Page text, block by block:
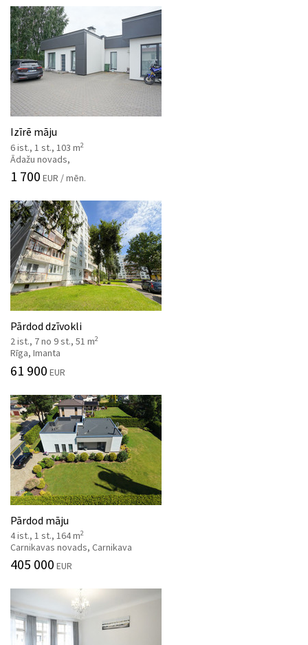
Izīrē māju
6 ist., 1 st., 103 m2
Ādažu novads,
1 700 EUR / mēn.
Pārdod dzīvokli
2 ist., 7 no 9 st., 51 m2
Rīga, Imanta
61 900 EUR
Pārdod māju
4 ist., 1 st., 164 m2
Carnikavas novads, Carnikava
405 000 EUR